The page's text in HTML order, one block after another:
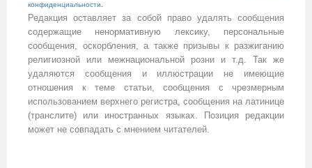
конфиденциальности.
Редакция оставляет за собой право удалять сообщения
содержащие ненормативную лексику, персональные
сообщения, оскорбления, а также призывы к разжиганию
религиозной или межнациональной розни и т.д. Так же
удаляются сообщения и иллюстрации не имеющие
отношения к теме статьи, сообщения с чрезмерным
использованием верхнего регистра, сообщения на латинице
(транслите) или иностранных языках. Позиция редакции
может не совпадать с мнением читателей.